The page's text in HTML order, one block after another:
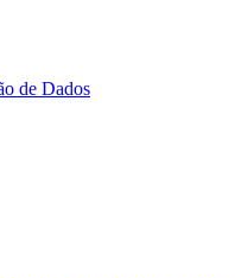
de Dados